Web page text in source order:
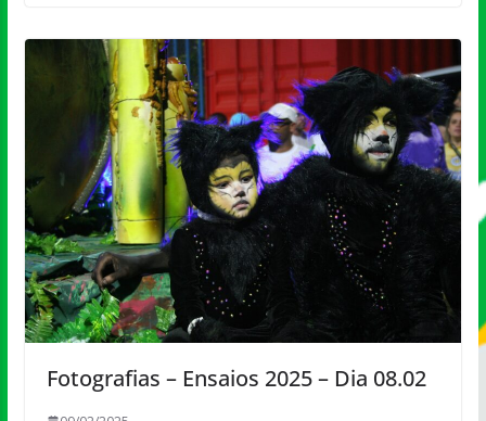
Fotografias – Ensaios 2025 – Dia 08.02